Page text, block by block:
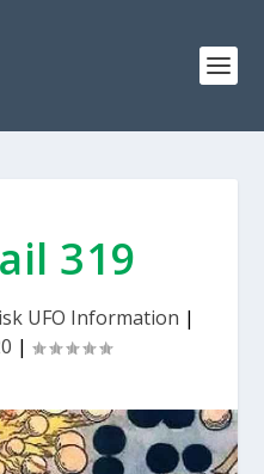
319
UFO Information |
|